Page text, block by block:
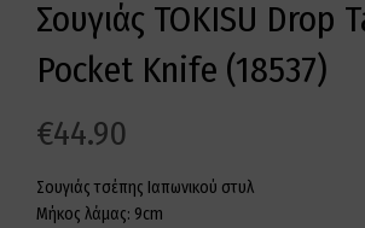
Σουγιάς TOKISU Drop
Pocket Knife (18537)
€44.90
Σουγιάς τσέπης Ιαπωνικού στυλ
Μήκος λάμας: 9cm